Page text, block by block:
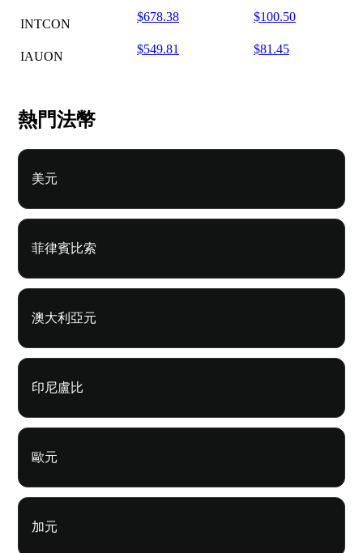
INTCON
$678.38 $100.50
IAUON
$549.81 $81.45
熱門法幣
美元
菲律賓比索
澳大利亞元
印尼盧比
歐元
加元